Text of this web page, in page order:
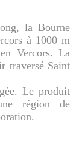
la Bourne
à 1000 m
Vercors. La
traversé Saint
Le produit
région de